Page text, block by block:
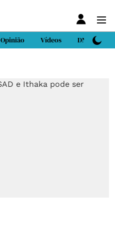
Opinião Vídeos DN Sport